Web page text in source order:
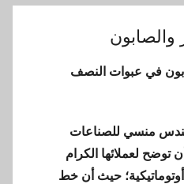
والصابون
في عبوات النصف
منسي للصناعات
توضح لعملائها الكرام
حيث أن خط